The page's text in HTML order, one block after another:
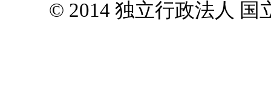
© 2014 独立行政法人 国